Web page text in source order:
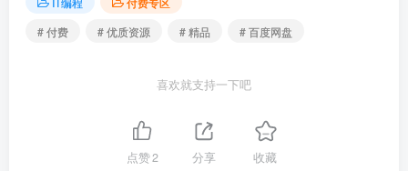
# 付费
# 优质资源 # 精品 # 百度网盘
喜欢就支持一下吧
点赞2 分享 收藏